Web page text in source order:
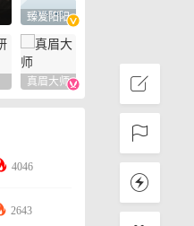
臻爱阳阳
真眉大师
4046
2643